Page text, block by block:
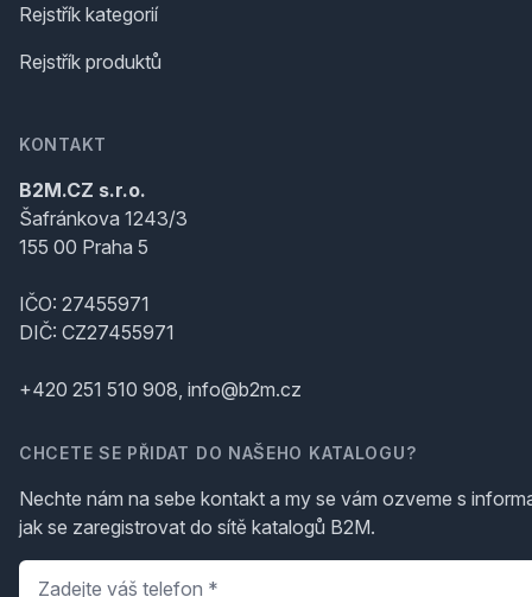
Rejstřík kategorií
Rejstřík produktů
KONTAKT
B2M.CZ s.r.o.
Šafránkova 1243/3
155 00 Praha 5
IČO: 27455971
DIČ: CZ27455971
+420 251 510 908, info@b2m.cz
CHCETE SE PŘIDAT DO NAŠEHO KATALOGU?
Nechte nám na sebe kontakt a my se vám ozveme s
jak se zaregistrovat do sítě katalogů B2M.
Telefon